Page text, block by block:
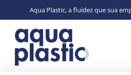
Aqua Plastic, a fluidez que sua